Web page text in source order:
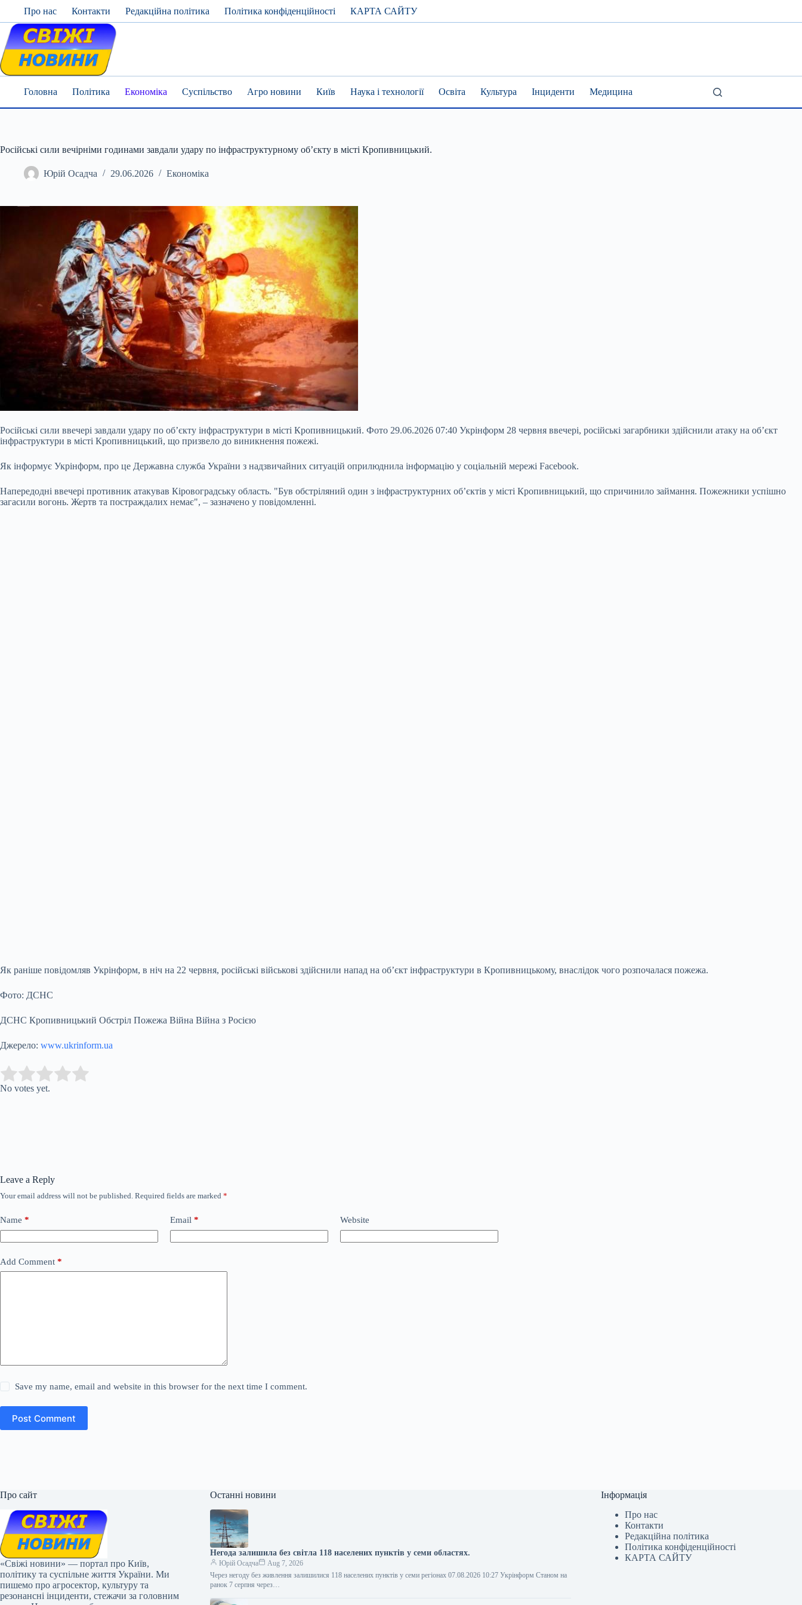
content
Про нас Контакти Редакційна політика Політика конфіденційності КАРТА САЙТУ
Головна Політика Економіка Суспільство Агро новини Київ Наука і технології Освіта Культура Інциденти Медицина
Російські сили вечірніми годинами завдали удару по інфраструктурному об’єкту в місті Кропивницький.
Юрій Осадча 29.06.2026 Економіка
Російські сили ввечері завдали удару по об’єкту інфраструктури в місті Кропивницький. Фото 29.06.2026 07:40 Укрінформ 28 червня ввечері, російські загарбники здійснили атаку на об’єкт
інфраструктури в місті Кропивницький, що призвело до виникнення пожежі.
Як інформує Укрінформ, про це Державна служба України з надзвичайних ситуацій оприлюднила інформацію у соціальній мережі Facebook.
Напередодні ввечері противник атакував Кіровоградську область. "Був обстріляний один з інфраструктурних об’єктів у місті Кропивницький, що спричинило займання. Пожежники успішно
загасили вогонь. Жертв та постраждалих немає", – зазначено у повідомленні.
Як раніше повідомляв Укрінформ, в ніч на 22 червня, російські військові здійснили напад на об’єкт інфраструктури в Кропивницькому, внаслідок чого розпочалася пожежа.
Фото: ДСНС
ДСНС Кропивницький Обстріл Пожежа Війна Війна з Росією
Джерело: www.ukrinform.ua
Rate this item:
No votes yet.
Leave a Reply
Your email address will not be published. Required fields are marked *
Name * Email * Website
Add Comment *
Save my name, email and website in this browser for the next time I comment.
Post Comment
Про сайт
«Свіжі новини» — портал про Київ,
політику та суспільне життя України. Ми
пишемо про агросектор, культуру та
резонансні інциденти, стежачи за головним
Останні новини
Негода залишила без світла 118 населених пунктів у семи областях.
Юрій Осадча
Aug 7, 2026
Через негоду без живлення залишилися 118 населених пунктів у семи регіонах 07.08.2026 10:27 Укрінформ Станом на
ранок 7 серпня через…
Інформація
Про нас
Контакти
Редакційна політика
Політика конфіденційності
КАРТА САЙТУ